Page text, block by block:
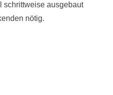
schrittweise ausgebaut
nötig.